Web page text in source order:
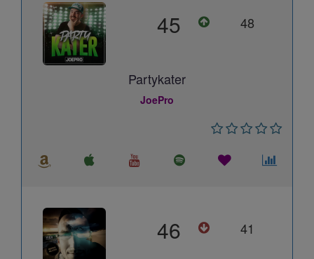
45 48
Partykater
JoePro
46 41